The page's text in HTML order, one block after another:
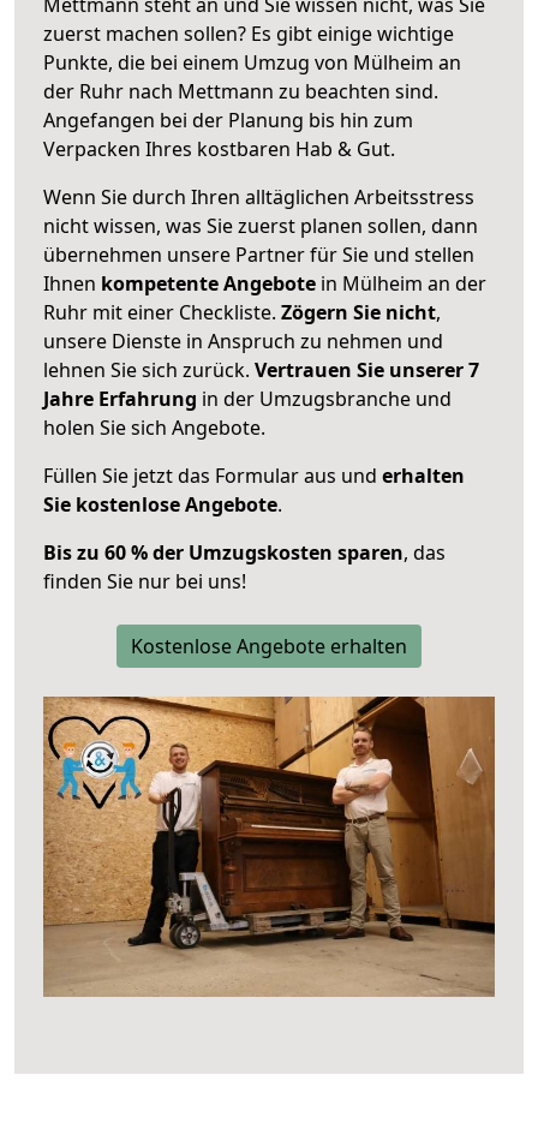
zuerst machen sollen? Es gibt einige wichtige
Punkte, die bei einem Umzug von Mülheim an
der Ruhr nach Mettmann zu beachten sind.
Angefangen bei der Planung bis hin zum
Verpacken Ihres kostbaren Hab & Gut.
Wenn Sie durch Ihren alltäglichen Arbeitsstress
nicht wissen, was Sie zuerst planen sollen, dann
übernehmen unsere Partner für Sie und stellen
Ihnen kompetente Angebote in Mülheim an der
Ruhr mit einer Checkliste. Zögern Sie nicht,
unsere Dienste in Anspruch zu nehmen und
lehnen Sie sich zurück. Vertrauen Sie unserer 7
Jahre Erfahrung in der Umzugsbranche und
holen Sie sich Angebote.
Füllen Sie jetzt das Formular aus und erhalten
Sie kostenlose Angebote.
Bis zu 60 % der Umzugskosten sparen, das
finden Sie nur bei uns!
Kostenlose Angebote erhalten